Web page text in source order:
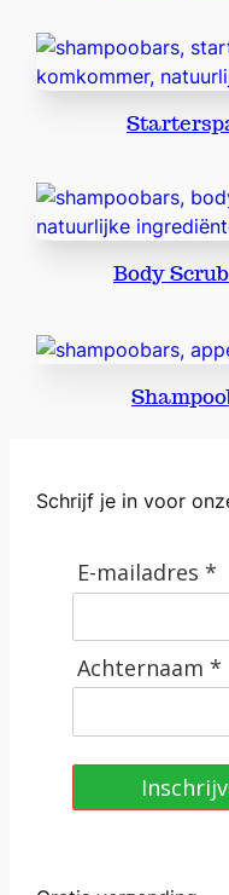
Body
Schrijf je in voor
E-mailadres *
Achternaam *